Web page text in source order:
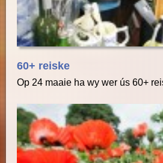
60+ reiske
Op 24 maaie ha wy wer ús 60+